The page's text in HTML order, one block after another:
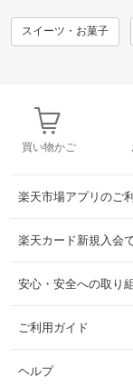
スイーツ・お菓子
買い物かご
楽天市場アプリのご
楽天カード新規入会
安心・安全への取り
ご利用ガイド
ヘルプ